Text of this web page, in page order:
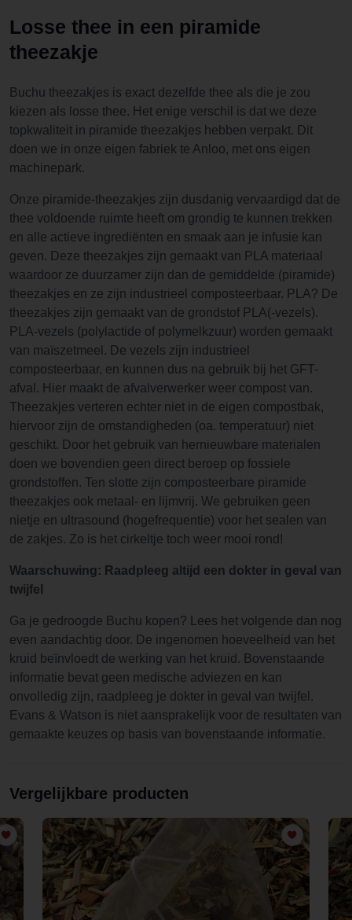
Losse thee in een piramide
theezakje
Buchu theezakjes is exact dezelfde thee als die je zou
kiezen als losse thee. Het enige verschil is dat we deze
topkwaliteit in piramide theezakjes hebben verpakt. Dit
doen we in onze eigen fabriek te Anloo, met ons eigen
machinepark.
Onze piramide-theezakjes zijn dusdanig vervaardigd dat de
thee voldoende ruimte heeft om grondig te kunnen trekken
en alle actieve ingrediënten en smaak aan je infusie kan
geven. Deze theezakjes zijn gemaakt van PLA materiaal
waardoor ze duurzamer zijn dan de gemiddelde (piramide)
theezakjes en ze zijn industrieel composteerbaar. PLA? De
theezakjes zijn gemaakt van de grondstof PLA(-vezels).
PLA-vezels (polylactide of polymelkzuur) worden gemaakt
van maïszetmeel. De vezels zijn industrieel
composteerbaar, en kunnen dus na gebruik bij het GFT-
afval. Hier maakt de afvalverwerker weer compost van.
Theezakjes verteren echter niet in de eigen compostbak,
hiervoor zijn de omstandigheden (oa. temperatuur) niet
geschikt. Door het gebruik van hernieuwbare materialen
doen we bovendien geen direct beroep op fossiele
grondstoffen. Ten slotte zijn composteerbare piramide
theezakjes ook metaal- en lijmvrij. We gebruiken geen
nietje en ultrasound (hogefrequentie) voor het sealen van
de zakjes. Zo is het cirkeltje toch weer mooi rond!
Waarschuwing: Raadpleeg altijd een dokter in geval van
twijfel
Ga je gedroogde Buchu kopen? Lees het volgende dan nog
even aandachtig door. De ingenomen hoeveelheid van het
kruid beïnvloedt de werking van het kruid. Bovenstaande
informatie bevat geen medische adviezen en kan
onvolledig zijn, raadpleeg je dokter in geval van twijfel.
Evans & Watson is niet aansprakelijk voor de resultaten van
gemaakte keuzes op basis van bovenstaande informatie.
Vergelijkbare producten